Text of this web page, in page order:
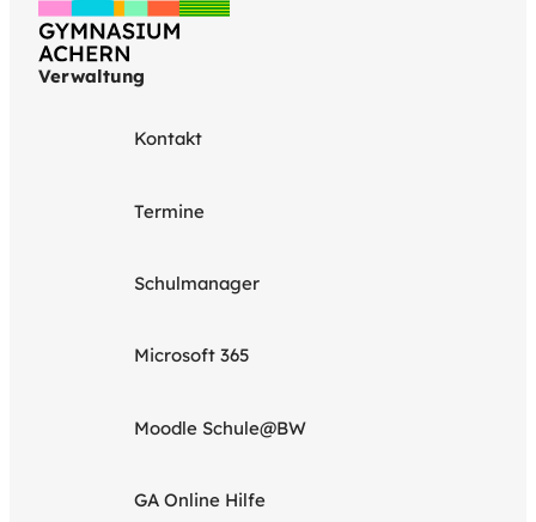
Verwaltung
Kontakt
Termine
Schulmanager
Microsoft 365
Moodle Schule@BW
GA Online Hilfe